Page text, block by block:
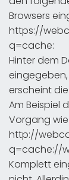
Browsers
https://
q=cache:
Hinter dem
erscheint
Am Beispiel
Vorgang
http://
q=cache://
Komplett